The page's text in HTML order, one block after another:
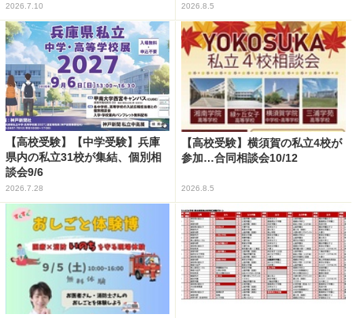
2026.7.10 2026.8.5
【高校受験】【中学受験】兵庫
県内の私立31校が集結、個別相
談会9/6
2026.7.28
【高校受験】横須賀の私立4校が
参加…合同相談会10/12
2026.8.5